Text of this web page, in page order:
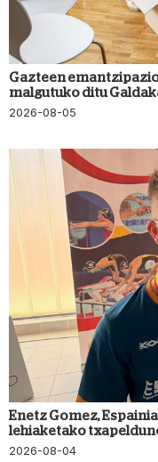
Gazteen
malgutuko ditu
2026-08-05
Enetz Gomez,
lehiaketako
2026-08-04